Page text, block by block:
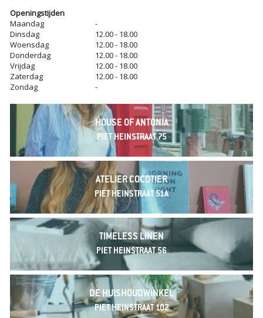
Openingstijden
Maandag
-
Dinsdag
12.00 - 18.00
Woensdag
12.00 - 18.00
Donderdag
12.00 - 18.00
Vrijdag
12.00 - 18.00
Zaterdag
12.00 - 18.00
Zondag
-
HOUSE OF ANTONIA
PIET HEINSTRAAT 75
ATELIER COCOTIER
PIET HEINSTRAAT 51A
TIMELESS LINEN
PIET HEINSTRAAT 56
DE HUISHOUDWINKEL
PIET HEINSTRAAT 102